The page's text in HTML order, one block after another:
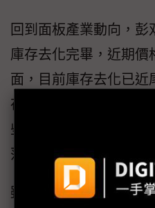
回到面板產業動向，彭
庫存去化完畢，近期價
面，目前庫存去化已近
存去化程度有別，有些
些則還在努力中，預計
落底。
雖然PC庫存逐漸健康